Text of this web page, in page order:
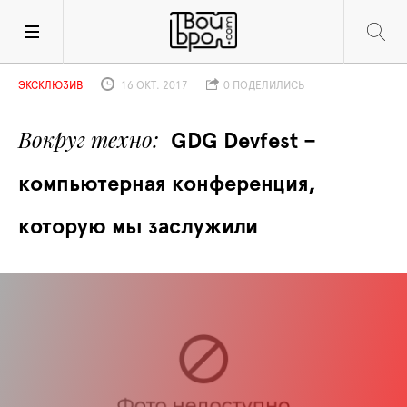
Вокруг техно
GDG Devfest –
компьютерная конференция,
которую мы заслужили
ЭКСКЛЮЗИВ 16 ОКТ. 2017 0 ПОДЕЛИЛИСЬ